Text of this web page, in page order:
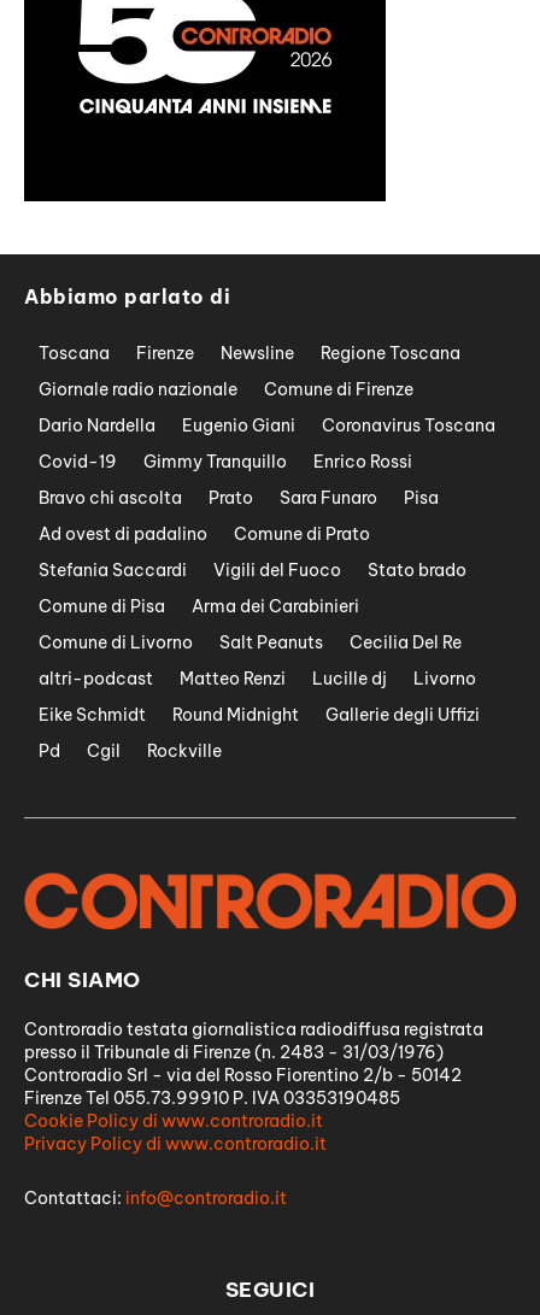
Abbiamo parlato di
Toscana Firenze Newsline
Regione Toscana
Giornale radio nazionale
Comune di Firenze
Dario Nardella
Eugenio Giani
Coronavirus Toscana
Covid-19
Gimmy Tranquillo
Enrico Rossi
Bravo chi ascolta
Prato Sara Funaro
Pisa
Ad ovest di padalino
Comune di Prato
Stefania Saccardi
Vigili del Fuoco
Stato brado
Comune di Pisa
Arma dei Carabinieri
Comune di Livorno
Salt Peanuts
Cecilia Del Re
altri-podcast
Matteo Renzi Lucille dj
Livorno
Eike Schmidt
Round Midnight
Gallerie degli Uffizi
Pd
Cgil Rockville
CHI SIAMO
Controradio testata giornalistica radiodiffusa registrata
presso il Tribunale di Firenze (n. 2483 - 31/03/1976)
Controradio Srl - via del Rosso Fiorentino 2/b - 50142
Firenze Tel 055.73.99910 P. IVA 03353190485
Cookie Policy di www.controradio.it
Privacy Policy di www.controradio.it
Contattaci: info@controradio.it
SEGUICI